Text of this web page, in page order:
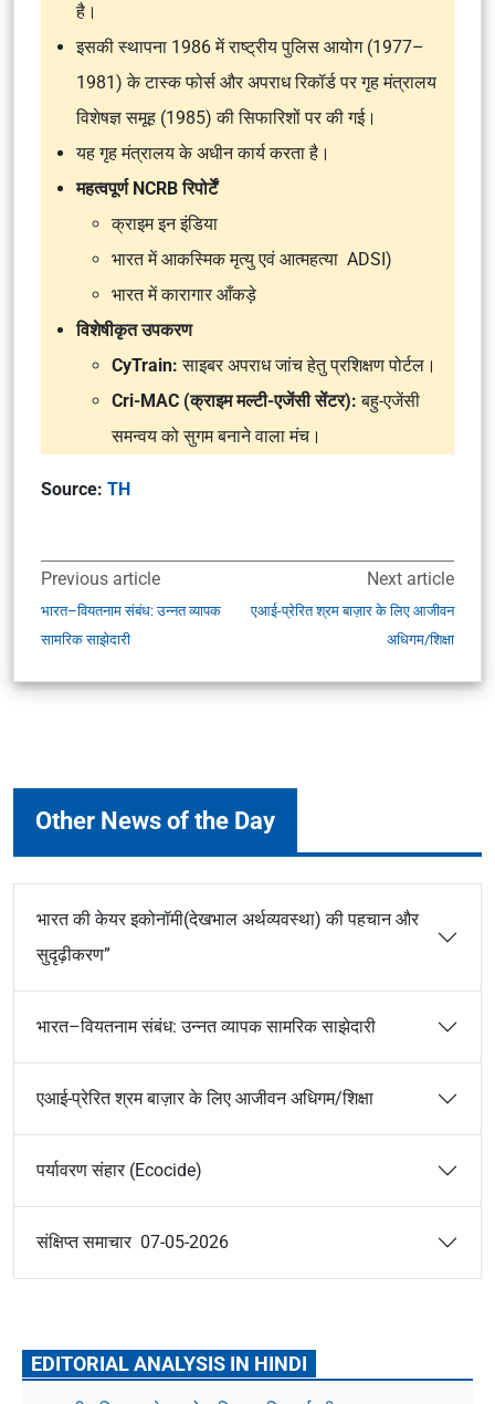
है।
इसकी स्थापना 1986 में राष्ट्रीय पुलिस आयोग (1977–
1981) के टास्क फोर्स और अपराध रिकॉर्ड पर गृह मंत्रालय
विशेषज्ञ समूह (1985) की सिफारिशों पर की गई।
यह गृह मंत्रालय के अधीन कार्य करता है।
महत्वपूर्ण NCRB रिपोर्टें
क्राइम इन इंडिया
भारत में आकस्मिक मृत्यु एवं आत्महत्या ADSI)
भारत में कारागार आँकड़े
विशेषीकृत उपकरण
CyTrain:साइबर अपराध जांच हेतु प्रशिक्षण पोर्टल।
Cri-MAC (क्राइम मल्टी-एजेंसी सेंटर): बहु-एजेंसी
समन्वय को सुगम बनाने वाला मंच।
Source: TH
Previous article
भारत–वियतनाम संबंध: उन्नत व्यापक
सामरिक साझेदारी
Next article
एआई-प्रेरित श्रम बाज़ार के लिए आजीवन
अधिगम/शिक्षा
Other News of the Day
भारत की केयर इकोनॉमी(देखभाल अर्थव्यवस्था) की पहचान और
सुदृढ़ीकरण”
भारत–वियतनाम संबंध: उन्नत व्यापक सामरिक साझेदारी
एआई-प्रेरित श्रम बाज़ार के लिए आजीवन अधिगम/शिक्षा
पर्यावरण संहार (Ecocide)
संक्षिप्त समाचार 07-05-2026
EDITORIAL ANALYSIS IN HINDI